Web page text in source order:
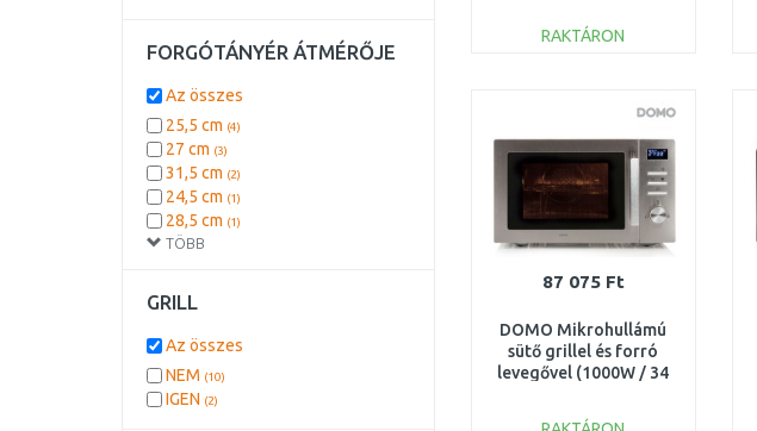
DO2924
RAKTÁRON
Összehasonlítás
87 075 Ft
DOMO Mikrohullámú
sütő grillel és forró
levegővel (1000W / 34
FORGÓTÁNYÉR ÁTMÉRŐJE
TÖBB
Az összes
25,5 cm (4)
27 cm (3)
31,5 cm (2)
24,5 cm (1)
28,5 cm (1)
34,5 cm
GRILL
Az összes
NEM (10)
IGEN (2)